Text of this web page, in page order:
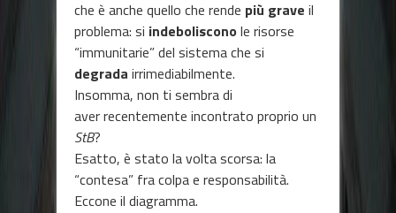
che è anche quello che rende più grave il
problema: si indeboliscono le risorse
“immunitarie” del sistema che si
degrada irrimediabilmente.
Insomma, non ti sembra di
aver recentemente incontrato proprio un
StB?
Esatto, è stato la volta scorsa: la
“contesa” fra colpa e responsabilità.
Eccone il diagramma.